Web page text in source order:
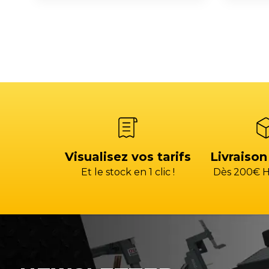
Visualisez vos tarifs
Et le stock en 1 clic ! Dès 200€